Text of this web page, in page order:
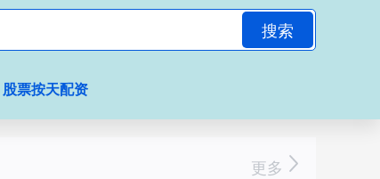
搜索
股票按天配资
更多